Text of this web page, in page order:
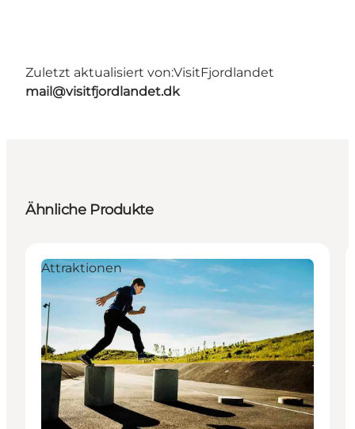
Zuletzt aktualisiert von:VisitFjordlandet
mail@visitfjordlandet.dk
Ähnliche Produkte
Attraktionen